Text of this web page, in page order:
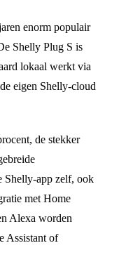
enorm populair
Shelly Plug S is
lokaal werkt via
eigen Shelly-cloud
de stekker
Shelly-app zelf, ook
met Home
Alexa worden
Assistant of